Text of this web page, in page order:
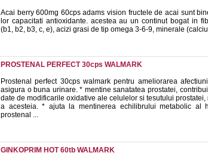
Acai berry 600mg 60cps adams vision fructele de acai sunt
lor capacitati antioxidante. acestea au un continut bogat in
(b1, b2, b3, c, e), acizi grasi de tip omega 3-6-9, minerale
PROSTENAL PERFECT 30cps WALMARK
Prostenal perfect 30cps walmark pentru ameliorarea
asigura o buna urinare. * mentine sanatatea prostatei,
date de modificarile oxidative ale celulelor si tesutului
a acesteia. * ajuta la mentinerea echilibrului metabolic al
prostenal ...
GINKOPRIM HOT 60tb WALMARK